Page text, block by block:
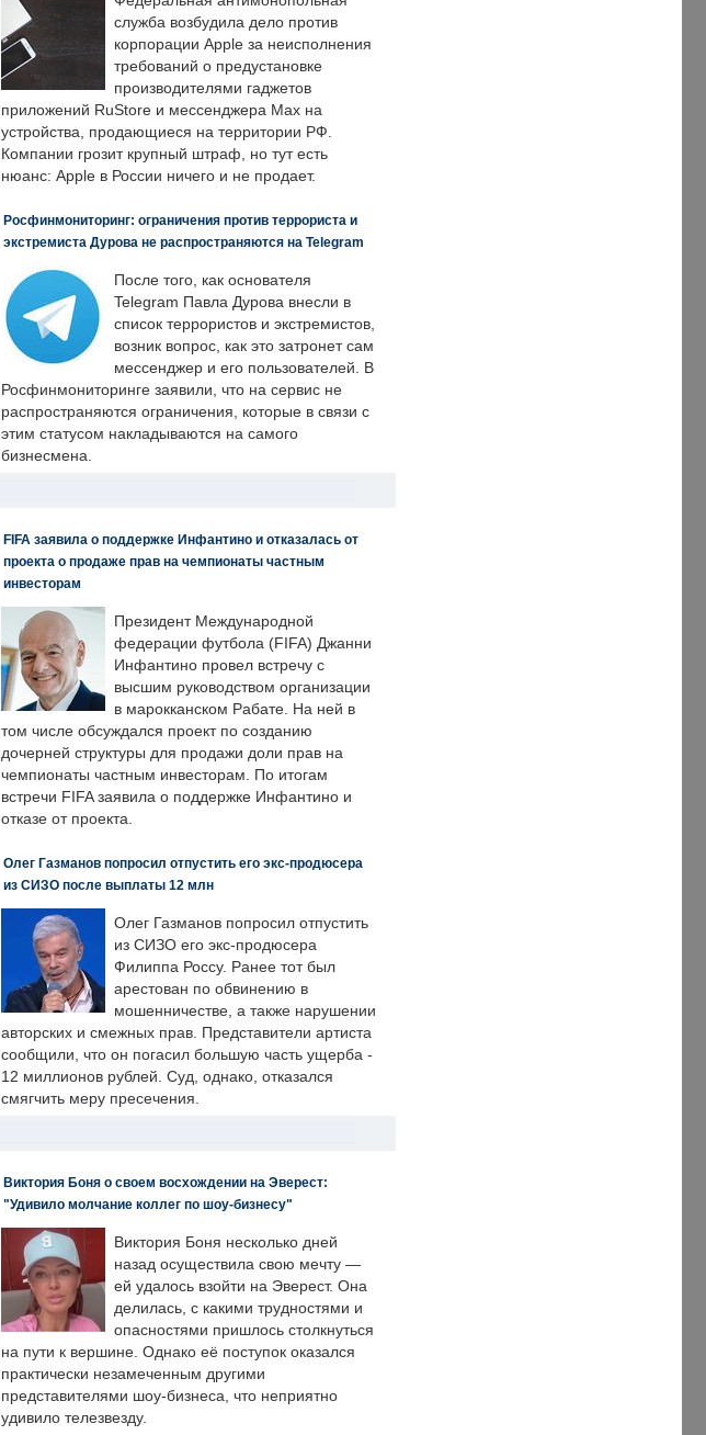
служба возбудила дело против
корпорации Apple за неисполнения
требований о предустановке
производителями гаджетов
приложений RuStore и мессенджера Max на
устройства, продающиеся на территории РФ.
Компании грозит крупный штраф, но тут есть
нюанс: Apple в России ничего и не продает.
Росфинмониторинг: ограничения против террориста и
экстремиста Дурова не распространяются на Telegram
После того, как основателя
Telegram Павла Дурова внесли в
список террористов и экстремистов,
возник вопрос, как это затронет сам
мессенджер и его пользователей. В
Росфинмониторинге заявили, что на сервис не
распространяются ограничения, которые в связи с
этим статусом накладываются на самого
бизнесмена.
FIFA заявила о поддержке Инфантино и отказалась от
проекта о продаже прав на чемпионаты частным
инвесторам
Президент Международной
федерации футбола (FIFA) Джанни
Инфантино провел встречу с
высшим руководством организации
в марокканском Рабате. На ней в
том числе обсуждался проект по созданию
дочерней структуры для продажи доли прав на
чемпионаты частным инвесторам. По итогам
встречи FIFA заявила о поддержке Инфантино и
отказе от проекта.
Олег Газманов попросил отпустить его экс-продюсера
из СИЗО после выплаты 12 млн
Олег Газманов попросил отпустить
из СИЗО его экс-продюсера
Филиппа Россу. Ранее тот был
арестован по обвинению в
мошенничестве, а также нарушении
авторских и смежных прав. Представители артиста
сообщили, что он погасил большую часть ущерба -
12 миллионов рублей. Суд, однако, отказался
смягчить меру пресечения.
Виктория Боня о своем восхождении на Эверест:
"Удивило молчание коллег по шоу-бизнесу"
Виктория Боня несколько дней
назад осуществила свою мечту —
ей удалось взойти на Эверест. Она
делилась, с какими трудностями и
опасностями пришлось столкнуться
на пути к вершине. Однако её поступок оказался
практически незамеченным другими
представителями шоу-бизнеса, что неприятно
удивило телезвезду.